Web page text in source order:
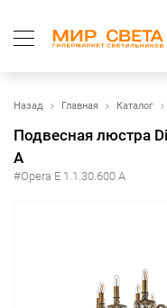
Назад Главная Каталог
Подвесная люстра
A
#Opera E 1.1.30.600 A